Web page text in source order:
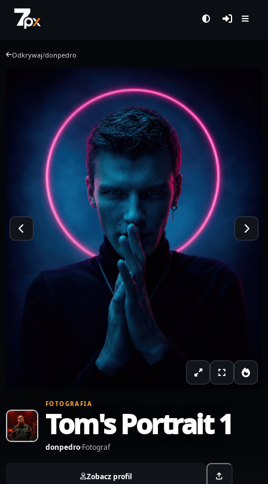
Odkrywaj/donpedro
FOTOGRAFIA
Tom's Portrait 1
donpedro·Fotograf
Zobacz profil